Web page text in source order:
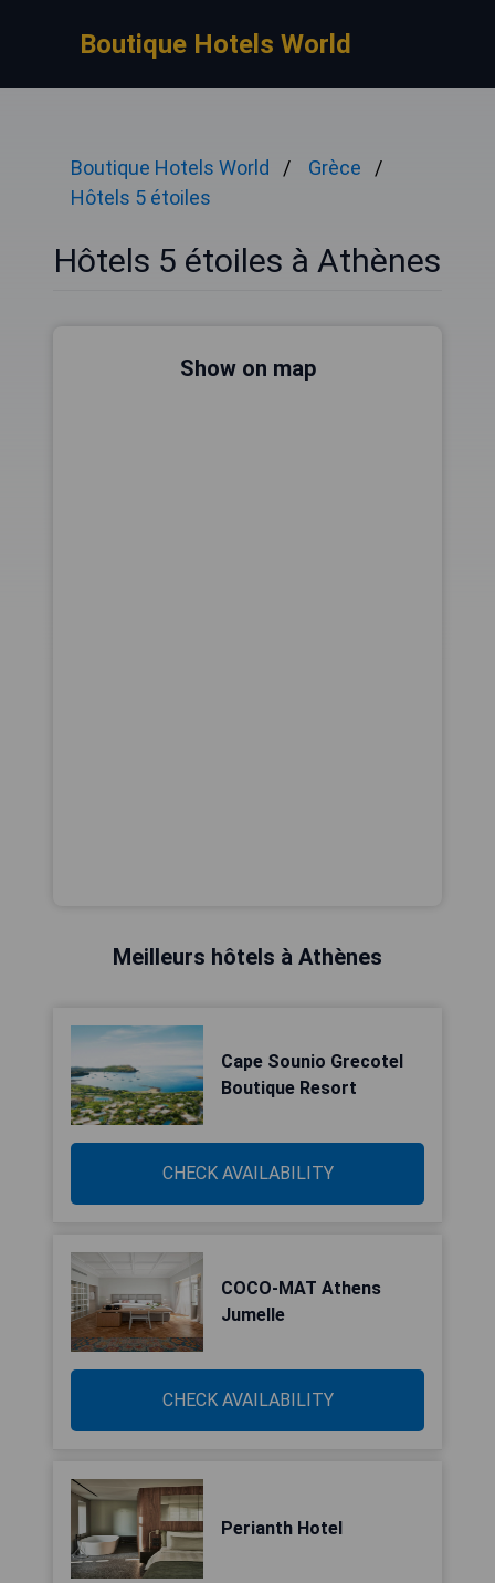
Boutique Hotels World
Boutique Hotels World
Grèce
Hôtels 5 étoiles
Hôtels 5 étoiles à Athènes
Show on map
Meilleurs hôtels à Athènes
Cape Sounio Grecotel
Boutique Resort
CHECK AVAILABILITY
COCO-MAT Athens
Jumelle
CHECK AVAILABILITY
Perianth Hotel